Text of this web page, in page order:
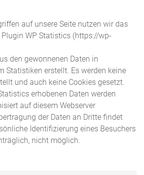
auf unsere Seite nutzen wir das
WP Statistics (https://wp-
den gewonnenen Daten in
Statistiken erstellt. Es werden keine
und auch keine Cookies gesetzt.
erhobenen Daten werden
auf diesem Webserver
der Daten an Dritte findet
Identifizierung eines Besuchers
nicht möglich.